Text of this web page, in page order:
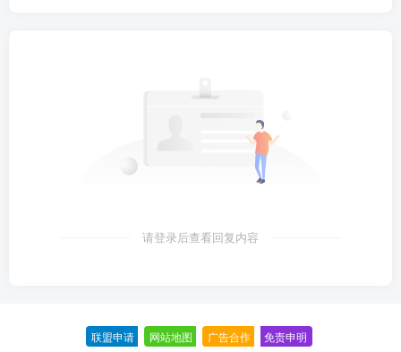
请登录后查看回复内容
联盟申请 网站地图 广告合作 免责申明